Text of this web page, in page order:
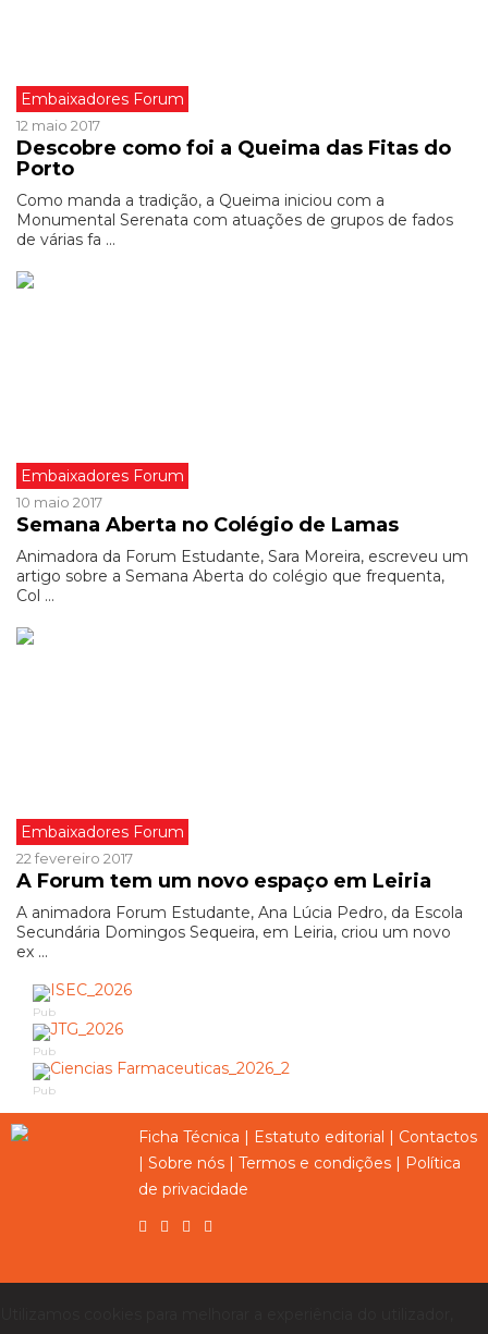
Embaixadores Forum
12 maio 2017
Descobre como foi a Queima das Fitas do
Porto
Como manda a tradição, a Queima iniciou com a
Monumental Serenata com atuações de grupos de fados
de várias fa ...
Embaixadores Forum
10 maio 2017
Semana Aberta no Colégio de Lamas
Animadora da Forum Estudante, Sara Moreira, escreveu um
artigo sobre a Semana Aberta do colégio que frequenta,
Col ...
Embaixadores Forum
22 fevereiro 2017
A Forum tem um novo espaço em Leiria
A animadora Forum Estudante, Ana Lúcia Pedro, da Escola
Secundária Domingos Sequeira, em Leiria, criou um novo
ex ...
Pub
Pub
Pub
Ficha Técnica | Estatuto editorial | Contactos
| Sobre nós | Termos e condições | Política
de privacidade